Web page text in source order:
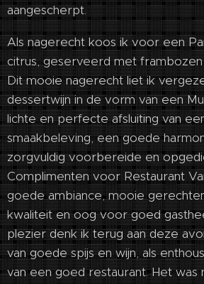
aangescherpt.
Als nagerecht koos ik voor een
citrus, geserveerd met
Dit mooie nagerecht liet ik
dessertwijn in de vorm van een
lichte en perfecte afsluiting van
smaakbeleving, een goede
zorgvuldig voorbereide en
Complimenten voor Restaurant
goede ambiance, mooie
kwaliteit en oog voor goed
plezier denk ik terug aan deze
van goede spijs en wijn, als
van een goed restaurant. Het